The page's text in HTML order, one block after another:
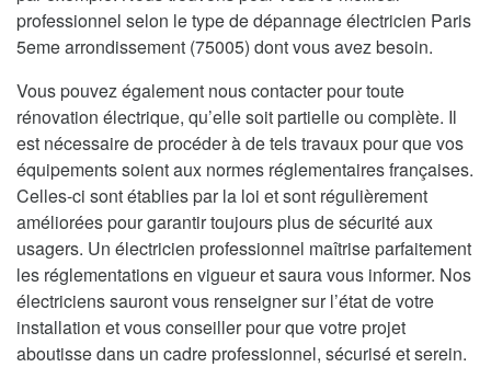
professionnel selon le type de dépannage électricien Paris
5eme arrondissement (75005) dont vous avez besoin.
Vous pouvez également nous contacter pour toute
rénovation électrique, qu’elle soit partielle ou complète. Il
est nécessaire de procéder à de tels travaux pour que vos
équipements soient aux normes réglementaires françaises.
Celles-ci sont établies par la loi et sont régulièrement
améliorées pour garantir toujours plus de sécurité aux
usagers. Un électricien professionnel maîtrise parfaitement
les réglementations en vigueur et saura vous informer. Nos
électriciens sauront vous renseigner sur l’état de votre
installation et vous conseiller pour que votre projet
aboutisse dans un cadre professionnel, sécurisé et serein.